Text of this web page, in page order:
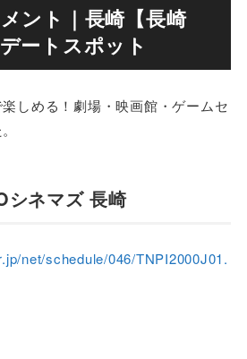
ント｜長崎【長崎
ートスポット
しめる！劇場・映画館・ゲームセ
シネマズ 長崎
net/schedule/046/TNPI2000J01.